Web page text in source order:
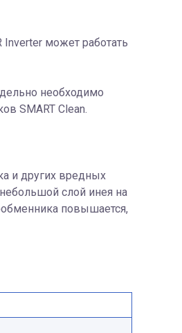
может работать
необходимо
SMART Clean.
и других вредных
слой инея на
повышается,